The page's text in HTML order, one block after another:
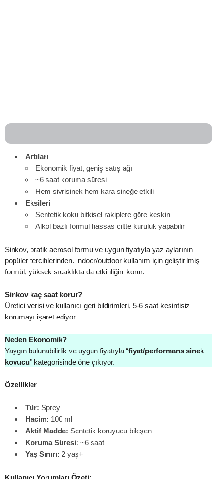
Artıları
Ekonomik fiyat, geniş satış ağı
~6 saat koruma süresi
Hem sivrisinek hem kara sineğe etkili
Eksileri
Sentetik koku bitkisel rakiplere göre keskin
Alkol bazlı formül hassas ciltte kuruluk yapabilir
Sinkov, pratik aerosol formu ve uygun fiyatıyla yaz aylarının
popüler tercihlerinden. Indoor/outdoor kullanım için geliştirilmiş
formül, yüksek sıcaklıkta da etkinliğini korur.
Sinkov kaç saat korur?
Üretici verisi ve kullanıcı geri bildirimleri, 5-6 saat kesintisiz
korumayı işaret ediyor.
Neden Ekonomik?
Yaygın bulunabilirlik ve uygun fiyatıyla “fiyat/performans sinek
kovucu” kategorisinde öne çıkıyor.
Özellikler
Tür: Sprey
Hacim: 100 ml
Aktif Madde: Sentetik koruyucu bileşen
Koruma Süresi: ~6 saat
Yaş Sınırı: 2 yaş+
Kullanıcı Yorumları Özeti: